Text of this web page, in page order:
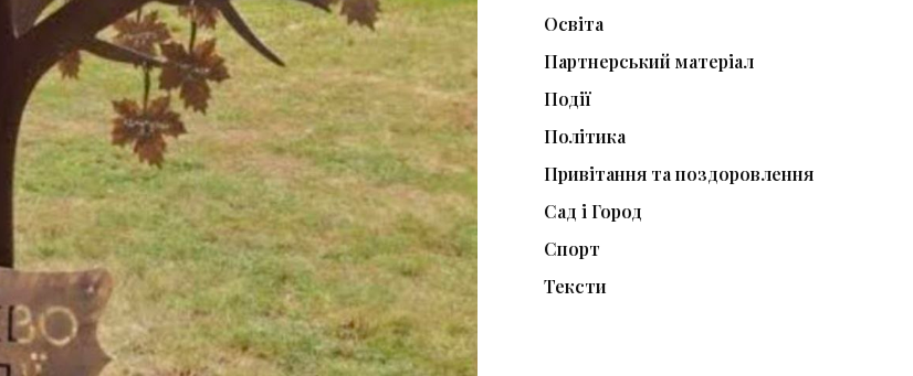
Освіта
Партнерський матеріал
Події
Політика
Привітання та поздоровлення
Сад і Город
Спорт
Тексти